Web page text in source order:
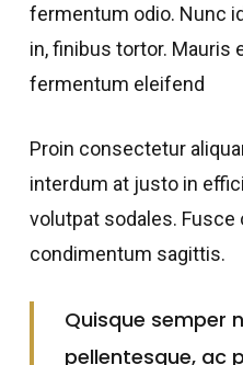
fermentum odio. Nunc
in, finibus tortor. Mauris
fermentum eleifend
Proin consectetur
interdum at justo in
volutpat sodales. Fusce
condimentum sagittis.
Quisque semper
pellentesque, ac